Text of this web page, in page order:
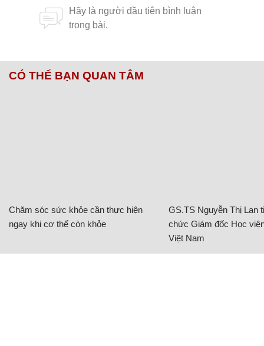
CÓ THỂ BẠN QUAN TÂM
Chăm sóc sức khỏe cần thực hiện
ngay khi cơ thể còn khỏe
GS.TS Nguyễn Thị Lan
chức Giám đốc Học
Việt Nam